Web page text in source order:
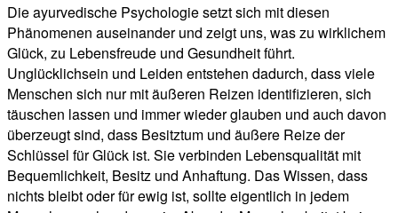
Die ayurvedische Psychologie setzt sich mit diesen
Phänomenen auseinander und zeigt uns, was zu wirklichem
Glück, zu Lebensfreude und Gesundheit führt.
Unglücklichsein und Leiden entstehen dadurch, dass viele
Menschen sich nur mit äußeren Reizen identifizieren, sich
täuschen lassen und immer wieder glauben und auch davon
überzeugt sind, dass Besitztum und äußere Reize der
Schlüssel für Glück ist. Sie verbinden Lebensqualität mit
Bequemlichkeit, Besitz und Anhaftung. Das Wissen, dass
nichts bleibt oder für ewig ist, sollte eigentlich in jedem